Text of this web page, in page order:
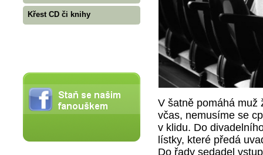
Křest CD či knihy
V šatně pomáhá muž
včas, nemusíme se
v klidu. Do
lístky, které předá
Do řady sedadel